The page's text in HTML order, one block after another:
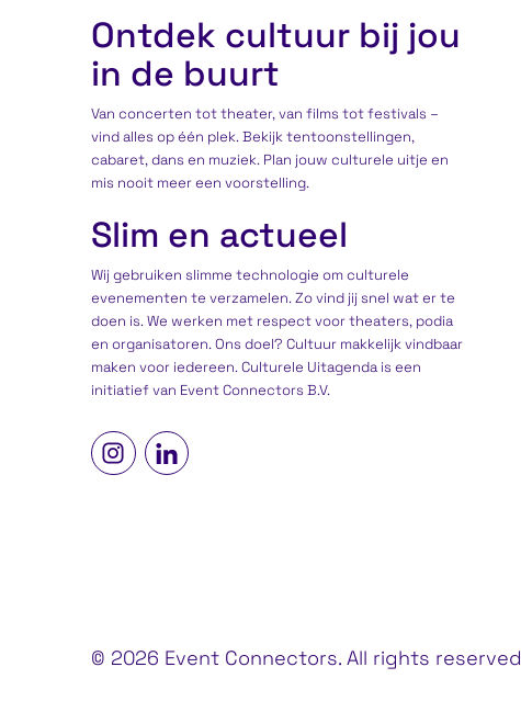
Ontdek cultuur bij jou
in de buurt
Van concerten tot theater, van films tot festivals –
vind alles op één plek. Bekijk tentoonstellingen,
cabaret, dans en muziek. Plan jouw culturele uitje en
mis nooit meer een voorstelling.
Slim en actueel
Wij gebruiken slimme technologie om culturele
evenementen te verzamelen. Zo vind jij snel wat er te
doen is. We werken met respect voor theaters, podia
en organisatoren. Ons doel? Cultuur makkelijk vindbaar
maken voor iedereen. Culturele Uitagenda is een
initiatiefvan Event Connectors B.V.
© 2026 Event Connectors. All rights reserved